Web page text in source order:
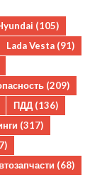
(105)
Lada Vesta (91)
(209)
ПДД (136)
(317)
(68)